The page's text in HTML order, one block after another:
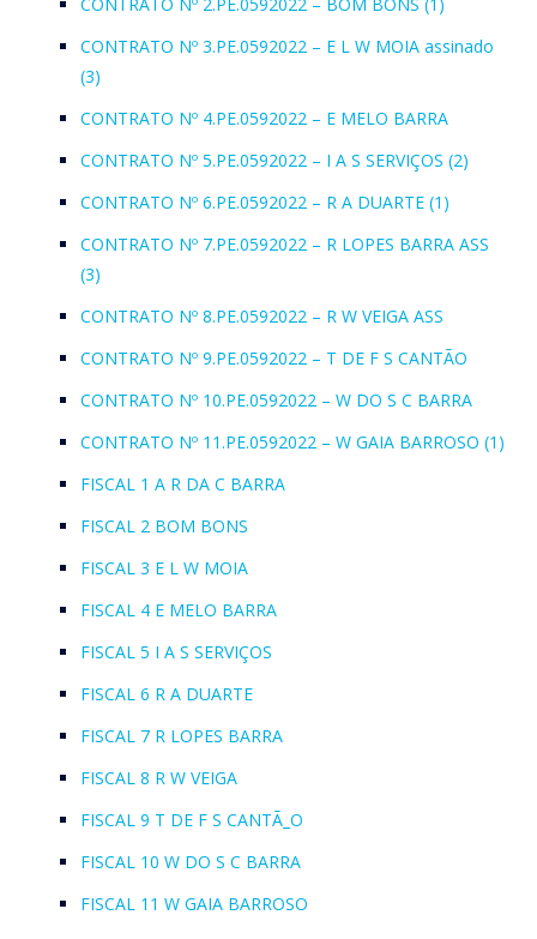
CONTRATO Nº 3.PE.0592022 – E L W MOIA assinado
(3)
CONTRATO Nº 4.PE.0592022 – E MELO BARRA
CONTRATO Nº 5.PE.0592022 – I A S SERVIÇOS (2)
CONTRATO Nº 6.PE.0592022 – R A DUARTE (1)
CONTRATO Nº 7.PE.0592022 – R LOPES BARRA ASS
(3)
CONTRATO Nº 8.PE.0592022 – R W VEIGA ASS
CONTRATO Nº 9.PE.0592022 – T DE F S CANTÃO
CONTRATO Nº 10.PE.0592022 – W DO S C BARRA
CONTRATO Nº 11.PE.0592022 – W GAIA BARROSO (1)
FISCAL 1 A R DA C BARRA
FISCAL 2 BOM BONS
FISCAL 3 E L W MOIA
FISCAL 4 E MELO BARRA
FISCAL 5 I A S SERVIÇOS
FISCAL 6 R A DUARTE
FISCAL 7 R LOPES BARRA
FISCAL 8 R W VEIGA
FISCAL 9 T DE F S CANTÃ_O
FISCAL 10 W DO S C BARRA
FISCAL 11 W GAIA BARROSO